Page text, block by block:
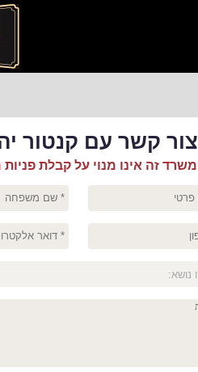
צור קשר עם קנטור
משרד זה אינו מנוי על קבלת